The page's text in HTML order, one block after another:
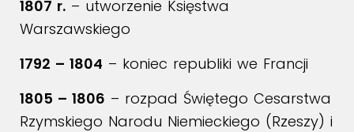
1807 r. – utworzenie Księstwa
Warszawskiego
1792 – 1804 – koniec republiki we Francji
1805 – 1806 – rozpad Świętego Cesarstwa
Rzymskiego Narodu Niemieckiego (Rzeszy) i